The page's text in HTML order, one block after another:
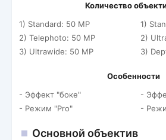
Количество
1) Standard: 50 MP
2) Telephoto: 50 MP
3) Ultrawide: 50 MP
1)
2)
3)
Особенности
- Эффект "боке"
- Режим "Pro"
-
-
Основной объектив